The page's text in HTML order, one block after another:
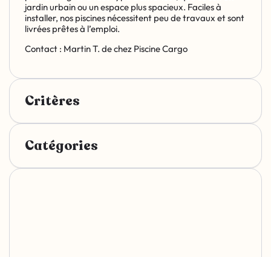
jardin urbain ou un espace plus spacieux. Faciles à
installer, nos piscines nécessitent peu de travaux et sont
livrées prêtes à l’emploi.
Contact : Martin T. de chez Piscine Cargo
Critères
Catégories